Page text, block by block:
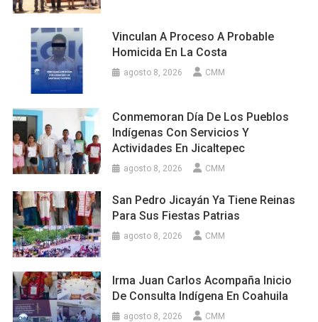
Vinculan A Proceso A Probable
Homicida En La Costa
agosto 8, 2026 CMM
Conmemoran Día De Los Pueblos
Indígenas Con Servicios Y
Actividades En Jicaltepec
agosto 8, 2026 CMM
San Pedro Jicayán Ya Tiene Reinas
Para Sus Fiestas Patrias
agosto 8, 2026 CMM
Irma Juan Carlos Acompaña Inicio
De Consulta Indígena En Coahuila
agosto 8, 2026 CMM